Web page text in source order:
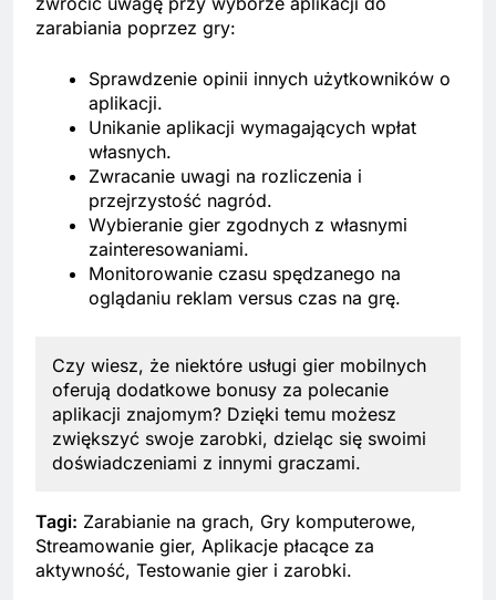
zarabiania poprzez gry:
Sprawdzenie opinii innych użytkowników o
aplikacji.
Unikanie aplikacji wymagających wpłat
własnych.
Zwracanie uwagi na rozliczenia i
przejrzystość nagród.
Wybieranie gier zgodnych z własnymi
zainteresowaniami.
Monitorowanie czasu spędzanego na
oglądaniu reklam versus czas na grę.
Czy wiesz, że niektóre usługi gier mobilnych
oferują dodatkowe bonusy za polecanie
aplikacji znajomym? Dzięki temu możesz
zwiększyć swoje zarobki, dzieląc się swoimi
doświadczeniami z innymi graczami.
Tagi: Zarabianie na grach, Gry komputerowe,
Streamowanie gier, Aplikacje płacące za
aktywność, Testowanie gier i zarobki.